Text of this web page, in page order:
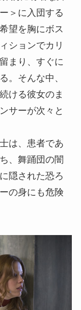
＞に入団する
望を胸にボス
ションでカリ
まり、すぐに
。そんな中、
ける彼女のま
サーが次々と
は、患者であ
、舞踊団の闇
隠された恐ろ
の身にも危険